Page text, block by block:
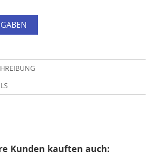
Kunden kauften auch: